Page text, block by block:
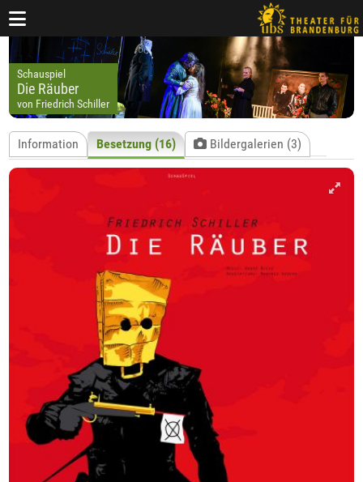
Schauspiel
Die Räuber
von Friedrich Schiller
Information Besetzung (16) Bildergalerien (3)